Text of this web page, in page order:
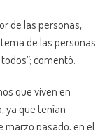
de las personas,
de las personas
comentó.
que viven en
ya que tenían
marzo pasado, en el